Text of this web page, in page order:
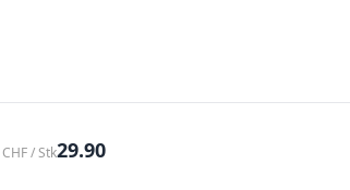
CHF / Stk29.90